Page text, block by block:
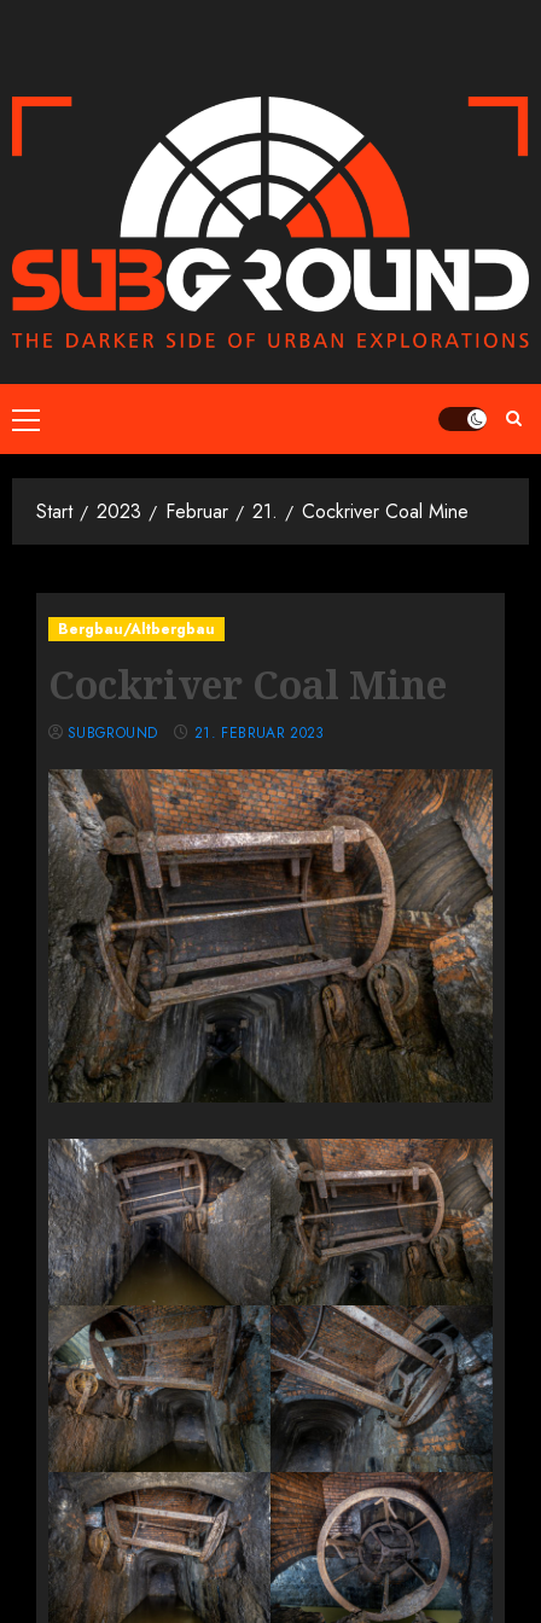
Primäres
Menü
Start 2023 Februar 21. Cockriver Coal Mine
Bergbau/Altbergbau
Cockriver Coal Mine
SUBGROUND 21. FEBRUAR 2023